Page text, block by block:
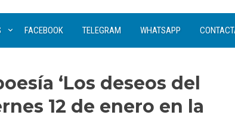
FACEBOOK TELEGRAM WHATSAPP
‘Los deseos del
12 de enero en la